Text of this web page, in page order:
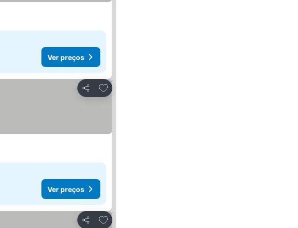
Ver preços
Partilhar
Adicionar aos favoritos
Ver preços
Partilhar
Adicionar aos favoritos